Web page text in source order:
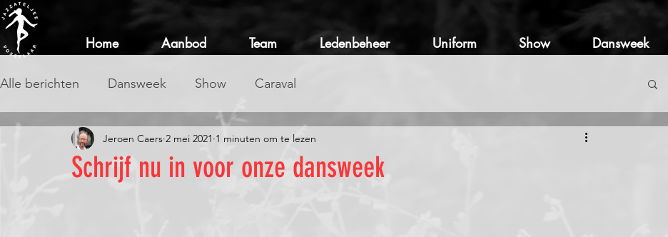
Home Aanbod Team Ledenbeheer Uniform Show Dansweek
Alle berichten Dansweek Show Caraval
Schrijf nu in voor onze dansweek
Jeroen Caers 2 mei 2021 1 minuten om te lezen